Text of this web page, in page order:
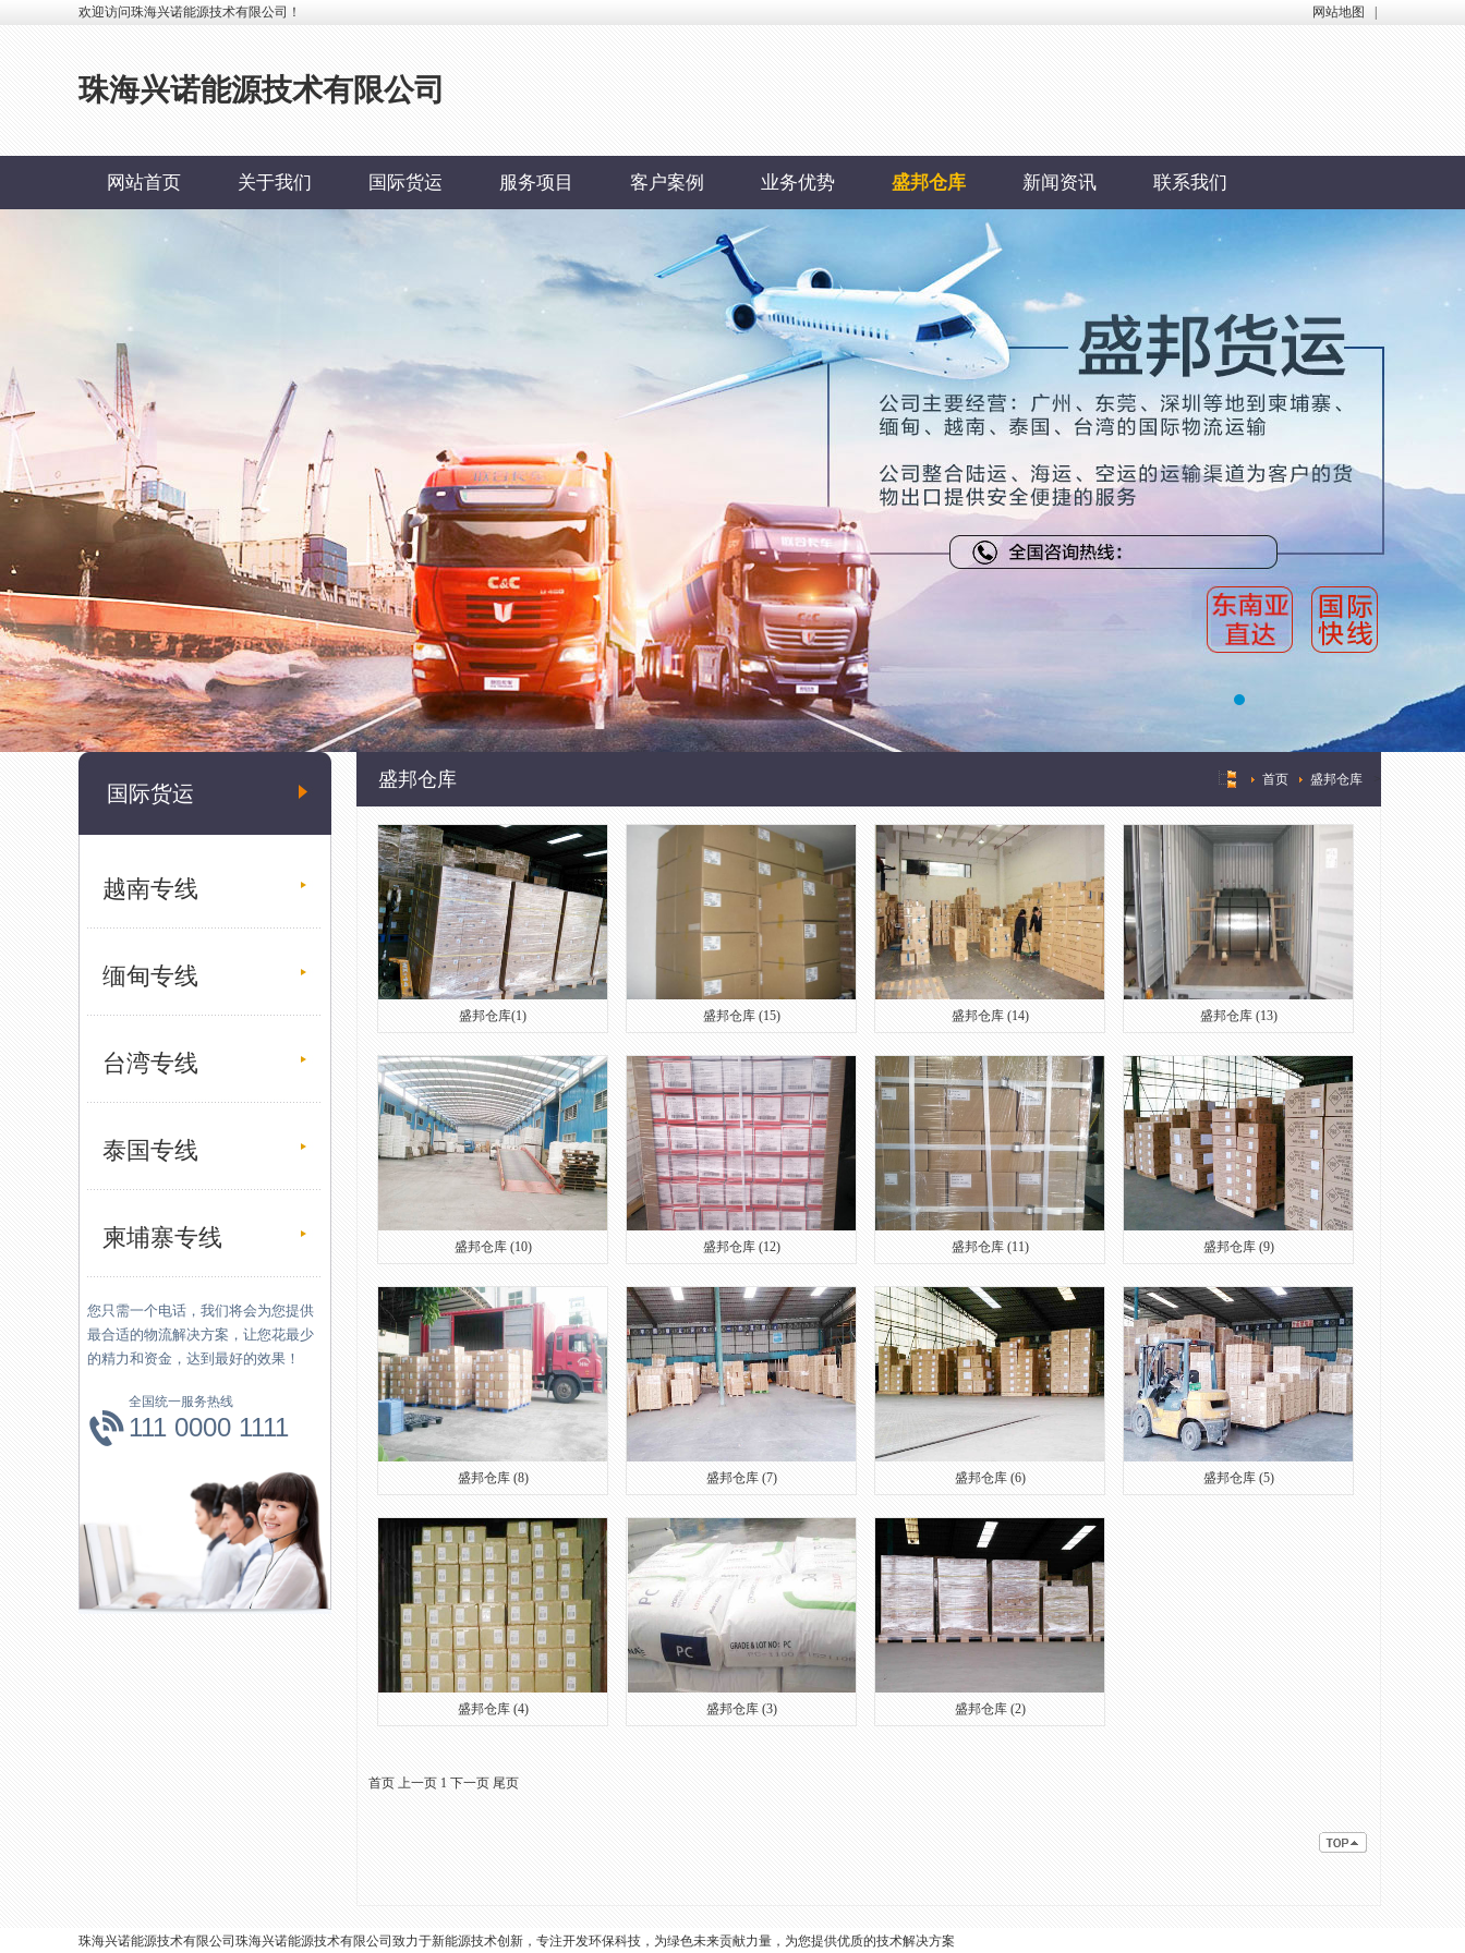
欢迎访问珠海兴诺能源技术有限公司！ 网站地图
珠海兴诺能源技术有限公司
网站首页 关于我们 国际货运 服务项目 客户案例 业务优势 盛邦仓库 新闻资讯 联系我们
国际货运
越南专线
缅甸专线
台湾专线
泰国专线
柬埔寨专线
您只需一个电话，我们将会为您提供
最合适的物流解决方案，让您花最少
的精力和资金，达到最好的效果！
全国统一服务热线
111 0000 1111
盛邦仓库 首页 盛邦仓库
盛邦仓库(1) 盛邦仓库 (15) 盛邦仓库 (14) 盛邦仓库 (13)
盛邦仓库 (10) 盛邦仓库 (12) 盛邦仓库 (11) 盛邦仓库 (9)
盛邦仓库 (8) 盛邦仓库 (7) 盛邦仓库 (6) 盛邦仓库 (5)
盛邦仓库 (4) 盛邦仓库 (3) 盛邦仓库 (2)
首页 上一页 1 下一页 尾页
珠海兴诺能源技术有限公司珠海兴诺能源技术有限公司致力于新能源技术创新，专注开发环保科技，为绿色未来贡献力量，为您提供优质的技术解决方案